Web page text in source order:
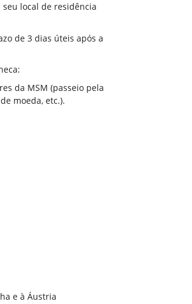
local de residência
de 3 dias úteis após a
da MSM (passeio pela
moeda, etc.).
e à Áustria